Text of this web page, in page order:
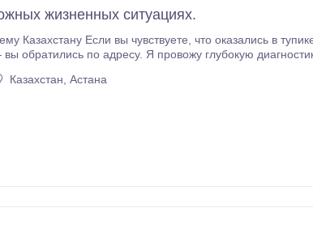
жизненных ситуациях.
что оказались в тупике, не видите выхода или
по адресу. Я провожу глубокую диагностику на
Казахстан, Астана